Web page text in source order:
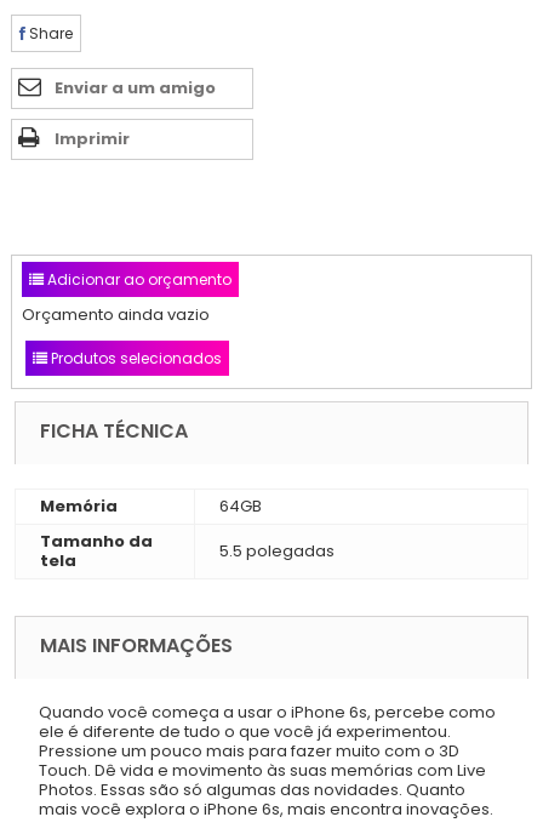
Share
Enviar a um amigo
Imprimir
Adicionar ao orçamento
Orçamento ainda vazio
Produtos selecionados
FICHA TÉCNICA
Memória
64GB
Tamanho da
tela
5.5 polegadas
MAIS INFORMAÇÕES
Quando você começa a usar o iPhone 6s, percebe como
ele é diferente de tudo o que você já experimentou.
Pressione um pouco mais para fazer muito com o 3D
Touch. Dê vida e movimento às suas memórias com Live
Photos. Essas são só algumas das novidades. Quanto
mais você explora o iPhone 6s, mais encontra inovações.